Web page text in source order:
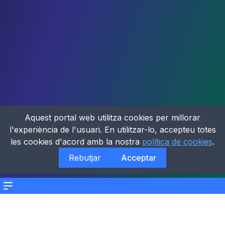
Menu
Aquest portal web utilitza cookies per millorar
l'experiència de l'usuari. En utilitzar-lo, accepteu totes
les cookies d'acord amb la nostra política de cookies.
Rebutjar
Acceptar